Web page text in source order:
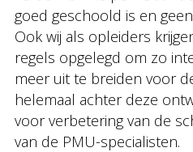
goed geschoold is en
Ook wij als opleiders
regels opgelegd om zo
meer uit te breiden voor
helemaal achter deze
voor verbetering van de
van de PMU-specialisten.